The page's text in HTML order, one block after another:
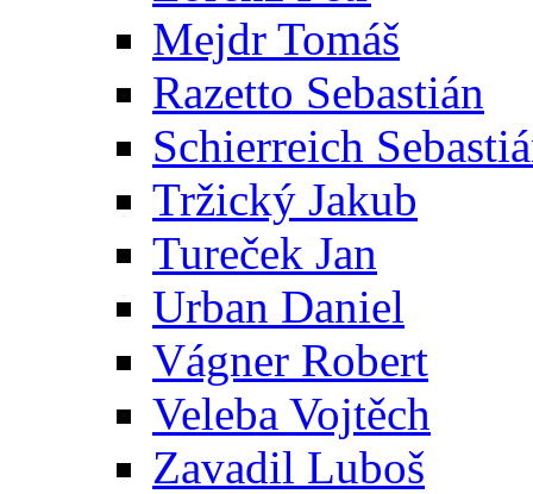
Mejdr Tomáš
Razetto Sebastián
Schierreich
Tržický Jakub
Tureček Jan
Urban Daniel
Vágner Robert
Veleba Vojtěch
Zavadil Luboš